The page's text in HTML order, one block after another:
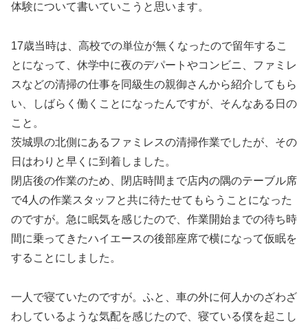
体験について書いていこうと思います。
17歳当時は、高校での単位が無くなったので留年するこ
とになって、休学中に夜のデパートやコンビニ、ファミレ
スなどの清掃の仕事を同級生の親御さんから紹介してもら
い、しばらく働くことになったんですが、そんなある日の
こと。
茨城県の北側にあるファミレスの清掃作業でしたが、その
日はわりと早くに到着しました。
閉店後の作業のため、閉店時間まで店内の隅のテーブル席
で4人の作業スタッフと共に待たせてもらうことになった
のですが。急に眠気を感じたので、作業開始までの待ち時
間に乗ってきたハイエースの後部座席で横になって仮眠を
することにしました。
一人で寝ていたのですが。ふと、車の外に何人かのざわざ
わしているような気配を感じたので、寝ている僕を起こし